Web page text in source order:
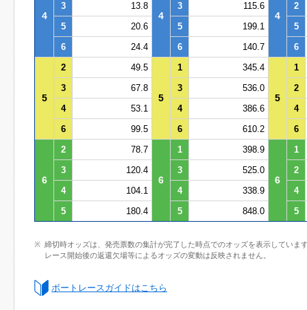
4 4 4
3
13.8 3 115.6
2
5
20.6 5 199.1
5
6
24.4 6 140.7 6
5
2 49.5
5
1 345.4
5
1
3
67.8 3 536.0
2
4
53.1 4 386.6
4
6
99.5 6 610.2 6
6
2 78.7
6
1 398.9
6
1
3
120.4 3 525.0
2
4
104.1 4 338.9
4
5
180.4 5 848.0 5
締切時オッズは、発売票数の集計が完了した時点でのオッズを表示していま
レース開始後の返還欠場等によるオッズの変動は反映されません。
ボートレースガイドはこちら